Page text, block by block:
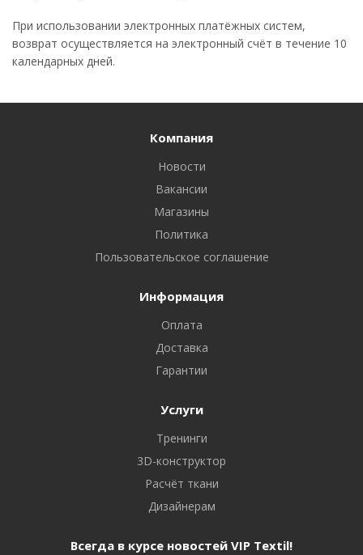
При использовании электронных платёжных систем,
возврат осуществляется на электронный счёт в течение 10
календарных дней.
Компания
Новости
Вакансии
Магазины
Политика
Пользовательское соглашение
Информация
Оплата
Доставка
Гарантии
Услуги
Тренинги
3D-конструктор
Расчёт ткани
Дизайнерам
Всегда в курсе новостей VIP Textil!